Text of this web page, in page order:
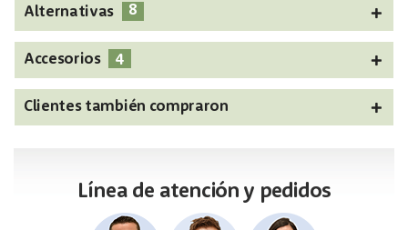
Alternativas 8
Accesorios 4
Clientes también compraron
Línea de atención y pedidos